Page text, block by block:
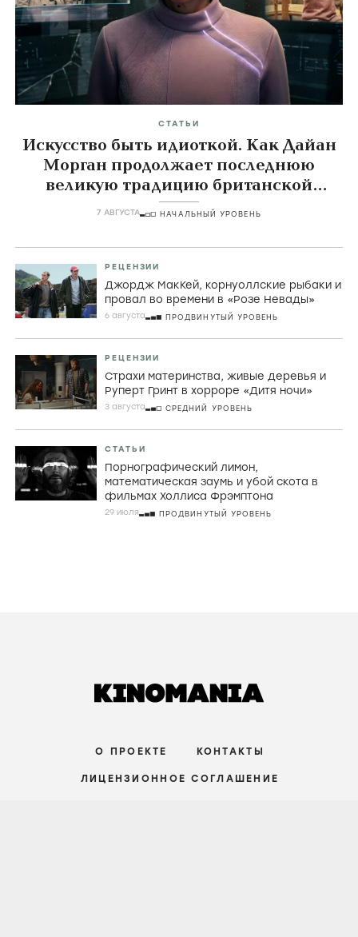
СТАТЬИ
Искусство быть идиоткой. Как Дайан
Морган продолжает последнюю
великую традицию британской
комедии
7 АВГУСТА НАЧАЛЬНЫЙ УРОВЕНЬ
РЕЦЕНЗИИ
Джордж МакКей, корнуоллские рыбаки и
провал во времени в «Розе Невады»
6 августа ПРОДВИНУТЫЙ УРОВЕНЬ
РЕЦЕНЗИИ
Страхи материнства, живые деревья и
Руперт Гринт в хорроре «Дитя ночи»
3 августа СРЕДНИЙ УРОВЕНЬ
СТАТЬИ
Порнографический лимон,
математическая заумь и убой скота в
фильмах Холлиса Фрэмптона
29 июля ПРОДВИНУТЫЙ УРОВЕНЬ
О ПРОЕКТЕ КОНТАКТЫ
ЛИЦЕНЗИОННОЕ СОГЛАШЕНИЕ